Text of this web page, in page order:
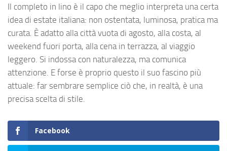
Il completo in lino è il capo che meglio interpreta una certa
idea di estate italiana: non ostentata, luminosa, pratica ma
curata. È adatto alla città vuota di agosto, alla costa, al
weekend fuori porta, alla cena in terrazza, al viaggio
leggero. Si indossa con naturalezza, ma comunica
attenzione. E forse è proprio questo il suo fascino più
attuale: far sembrare semplice ciò che, in realtà, è una
precisa scelta di stile.
Facebook